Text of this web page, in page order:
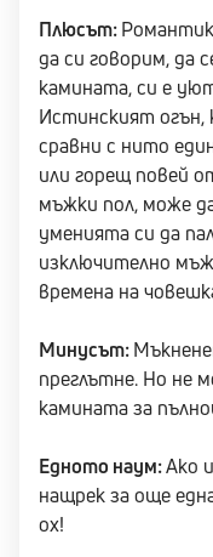
Плюсът:
да си говорим, да
камината, си е
Истинският огън,
сравни с нито
или горещ повей
мъжки пол, може
уменията си да
изключително
времена на
Минусът:
преглътне. Но не
камината за
Едното наум:Ако
нащрек за още
ох!